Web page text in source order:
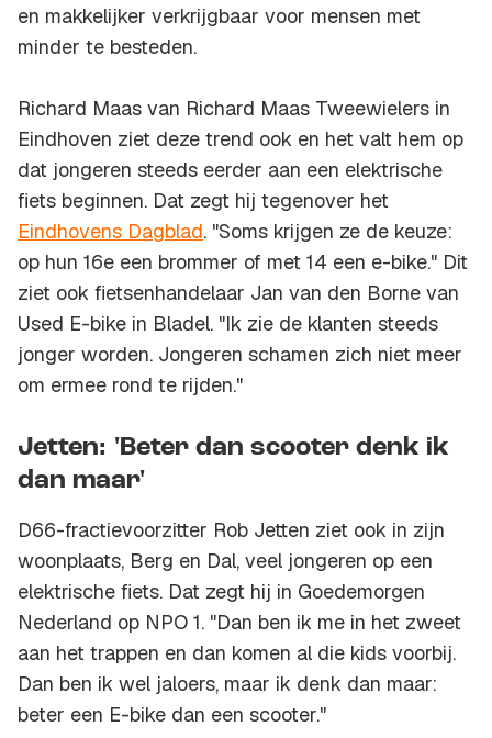
en makkelijker verkrijgbaar voor mensen met
minder te besteden.
Richard Maas van Richard Maas Tweewielers in
Eindhoven ziet deze trend ook en het valt hem op
dat jongeren steeds eerder aan een elektrische
fiets beginnen. Dat zegt hij tegenover het
Eindhovens Dagblad. "Soms krijgen ze de keuze:
op hun 16e een brommer of met 14 een e-bike." Dit
ziet ook fietsenhandelaar Jan van den Borne van
Used E-bike in Bladel. "Ik zie de klanten steeds
jonger worden. Jongeren schamen zich niet meer
om ermee rond te rijden."
Jetten: 'Beter dan scooter denk ik
dan maar'
D66-fractievoorzitter Rob Jetten ziet ook in zijn
woonplaats, Berg en Dal, veel jongeren op een
elektrische fiets. Dat zegt hij in Goedemorgen
Nederland op NPO 1. "Dan ben ik me in het zweet
aan het trappen en dan komen al die kids voorbij.
Dan ben ik wel jaloers, maar ik denk dan maar:
beter een E-bike dan een scooter."